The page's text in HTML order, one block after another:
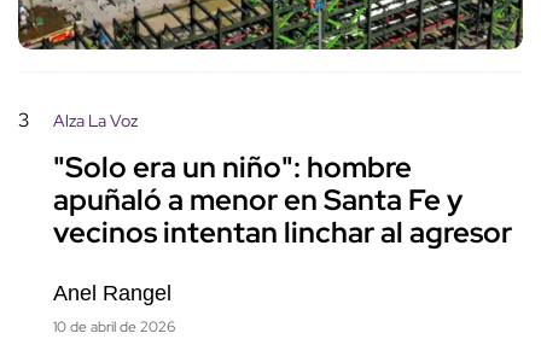
3 Alza La Voz
"Solo era un niño": hombre
apuñaló a menor en Santa Fe y
vecinos intentan linchar al agresor
Anel Rangel
10 de abril de 2026